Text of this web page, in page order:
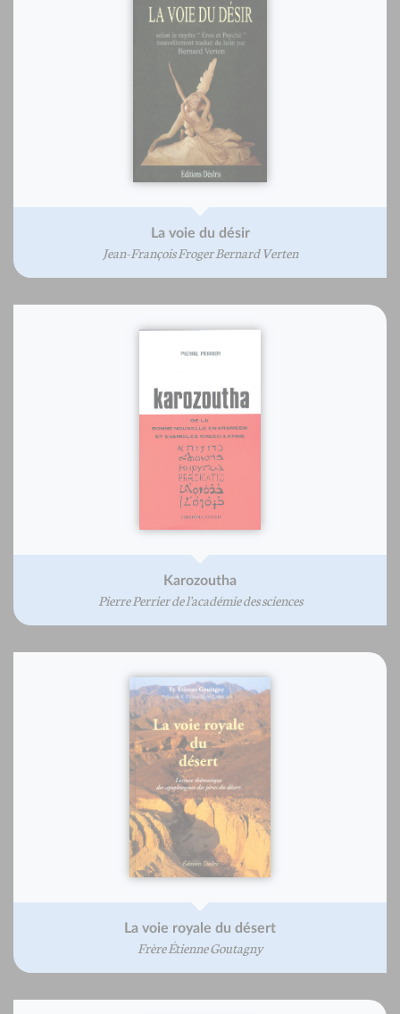
La voie du désir
Jean-François Froger Bernard Verten
Karozoutha
Pierre Perrier de l'académie des sciences
La voie royale du désert
Frère Étienne Goutagny